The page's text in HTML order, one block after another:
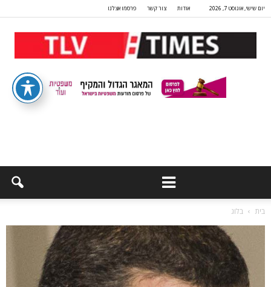
יום שישי, אוגוסט 7, 2026 אודות צור קשר פרסמו אצלנו
בית בלוג